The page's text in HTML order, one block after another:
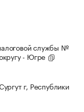
службы №
- Югре
г, Республики